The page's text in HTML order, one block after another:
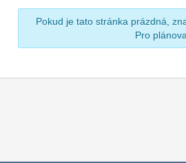
Pokud je tato stránka prázdná,
Pro